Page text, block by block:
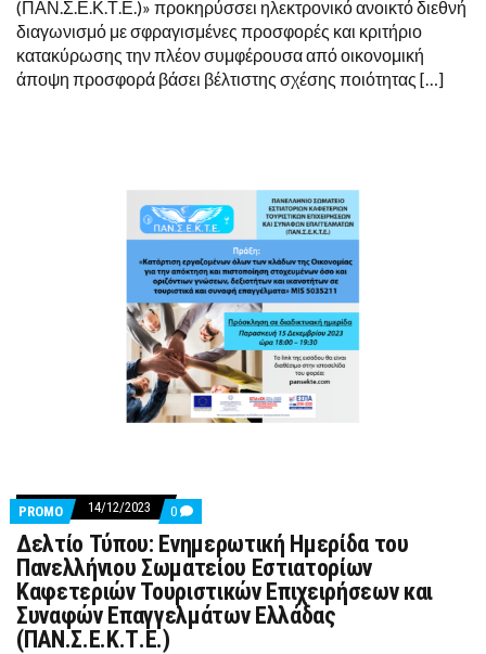
ΓΙΑ
ΤΗΝ
ΥΛΟΠΟΊΗΣΗ
ΤΗΣ
ΠΡΆΞΗΣ»
(ΠΑΝ.Σ.Ε.Κ.Τ.Ε.)» προκηρύσσει ηλεκτρονικό ανοικτό διεθνή
διαγωνισμό με σφραγισμένες προσφορές και κριτήριο
κατακύρωσης την πλέον συμφέρουσα από οικονομική
άποψη προσφορά βάσει βέλτιστης σχέσης ποιότητας […]
PROMO 14/12/2023 0 COMMENTS
ON
ΔΕΛΤΊΟ
ΤΎΠΟΥ:
ΕΝΗΜΕΡΩΤΙΚΉ
ΗΜΕΡΊΔΑ
ΤΟΥ
ΠΑΝΕΛΛΉΝΙΟΥ
Δελτίο Τύπου: Ενημερωτική Ημερίδα του
Πανελλήνιου Σωματείου Εστιατορίων
Καφετεριών Τουριστικών Επιχειρήσεων και
Συναφών Επαγγελμάτων Ελλάδας
(ΠΑΝ.Σ.Ε.Κ.Τ.Ε.)